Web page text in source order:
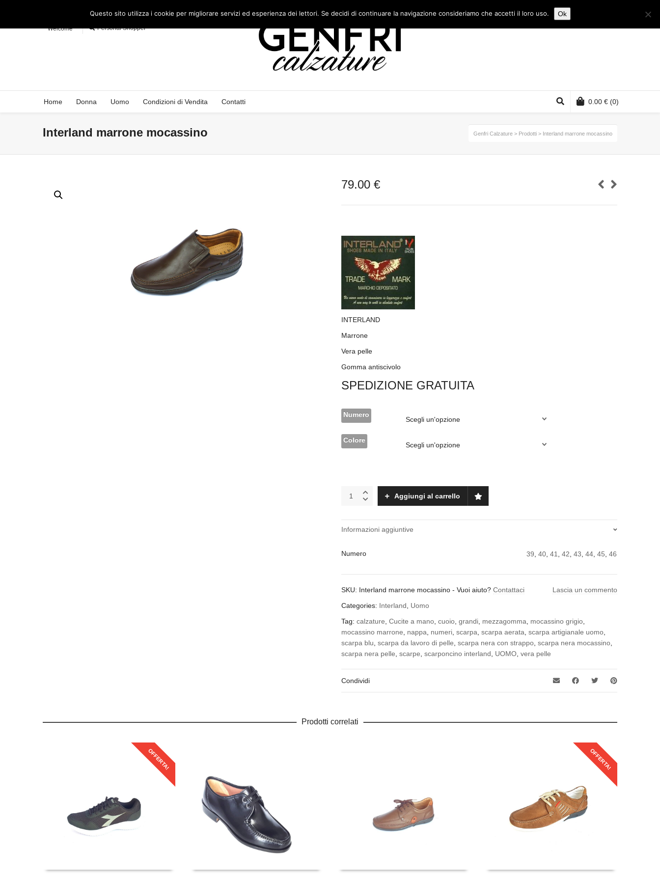
Welcome Personal Shopper
Home Donna Uomo Condizioni di Vendita Contatti 0.00 € (0)
Interland marrone mocassino Genfri Calzature > Prodotti > Interland marrone mocassino
79.00€
INTERLAND
Marrone
Vera pelle
Gomma antiscivolo
SPEDIZIONE GRATUITA
Numero
Colore
Interland
marrone
quantity
Aggiungi al carrello
Informazioni aggiuntive
Numero 39 ,40 ,41 ,42 ,43 ,44 ,45 ,46
SKU: Interland marrone mocassino -Vuoi aiuto?Contattaci
Lascia un commento
Categories: Interland
Uomo
Tag:calzature ,Cucite a mano ,cuoio ,grandi mezzagomma mocassino grigio
mocassino marrone
nappa numeri ,scarpa ,scarpa aerata ,scarpa artigianale uomo
scarpa blu ,scarpa da lavoro di pelle ,scarpa nera con strappo ,scarpa nera mocassino
scarpa nera pelle ,scarpe ,scarponcino interland UOMO ,vera pelle
Condividi
Prodotti correlati
OFFERTA! OFFERTA!
Questo sito utilizza i cookie per migliorare servizi ed esperienza dei lettori. Se decidi di continuare la navigazione consideriamo che accetti il loro uso. Ok